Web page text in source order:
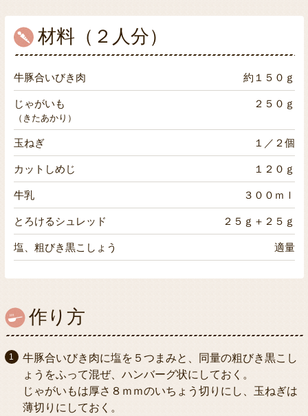
材料（２人分）
牛豚合いびき肉 約１５０ｇ
じゃがいも ２５０ｇ
（きたあかり）
玉ねぎ １／２個
カットしめじ １２０ｇ
牛乳 ３００ｍｌ
とろけるシュレッド ２５ｇ＋２５ｇ
塩、粗びき黒こしょう 適量
作り方
牛豚合いびき肉に塩を５つまみと、同量の粗びき黒こし
ょうをふって混ぜ、ハンバーグ状にしておく。
じゃがいもは厚さ８ｍｍのいちょう切りにし、玉ねぎは
薄切りにしておく。